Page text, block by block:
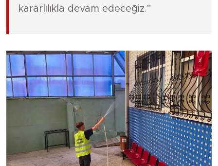
kararlılıkla devam edeceğiz.”